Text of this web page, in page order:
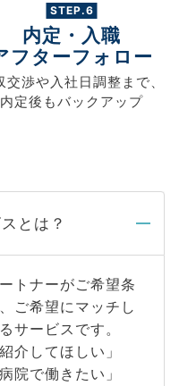
STEP.6
内定・入職
フターフォロー
交渉や入社日調整まで、
内定後もバックアップ
とは？
トナーがご希望条
ご希望にマッチし
サービスです。
介してほしい」
院で働きたい」